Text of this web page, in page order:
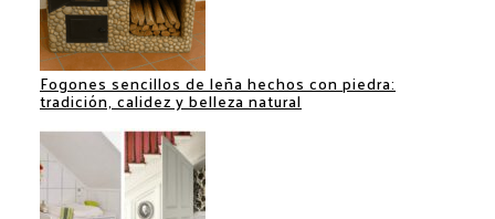
Fogones sencillos de leña hechos con piedra:
tradición, calidez y belleza natural